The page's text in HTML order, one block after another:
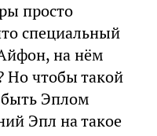
просто
специальный
на нём
Но чтобы такой
Эплом
Эпл на такое